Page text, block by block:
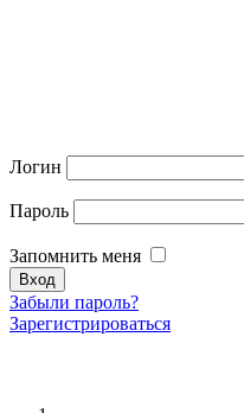
Логин
Пароль
Запомнить меня
Забыли пароль?
Зарегистрироваться